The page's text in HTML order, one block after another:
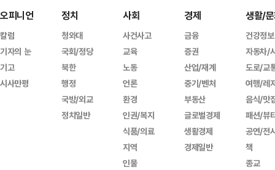
오피니언
칼럼
기자의 눈
기고
시사만평
정치
청와대
국회/정당
북한
행정
국방/외교
정치일반
사회
사건사고
교육
노동
언론
환경
인권/복지
식품/의료
지역
인물
경제
금융
증권
산업/재계
중기/벤처
부동산
글로벌경제
생활경제
경제일반
생활/
건강정보
자동차/
도로/교
여행/레
음식/맛
패션/뷰
공연/전
책
종교